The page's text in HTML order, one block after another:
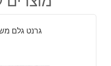
גרנט גלם משקל: